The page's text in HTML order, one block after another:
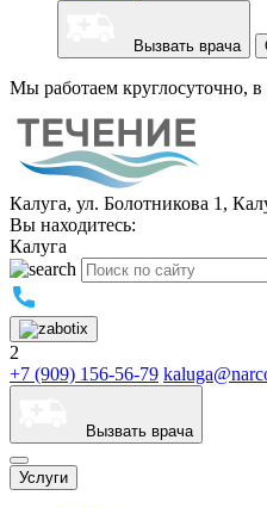
Вызвать врача
Мы работаем круглосуточно,
Калуга, ул. Болотникова 1,
Вы находитесь:
Калуга
2
+7 (909) 156-56-79
Вызвать врача
Услуги